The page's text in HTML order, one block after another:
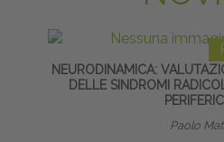
NEURODINAMICA:
DELLE SINDROMI
Paolo